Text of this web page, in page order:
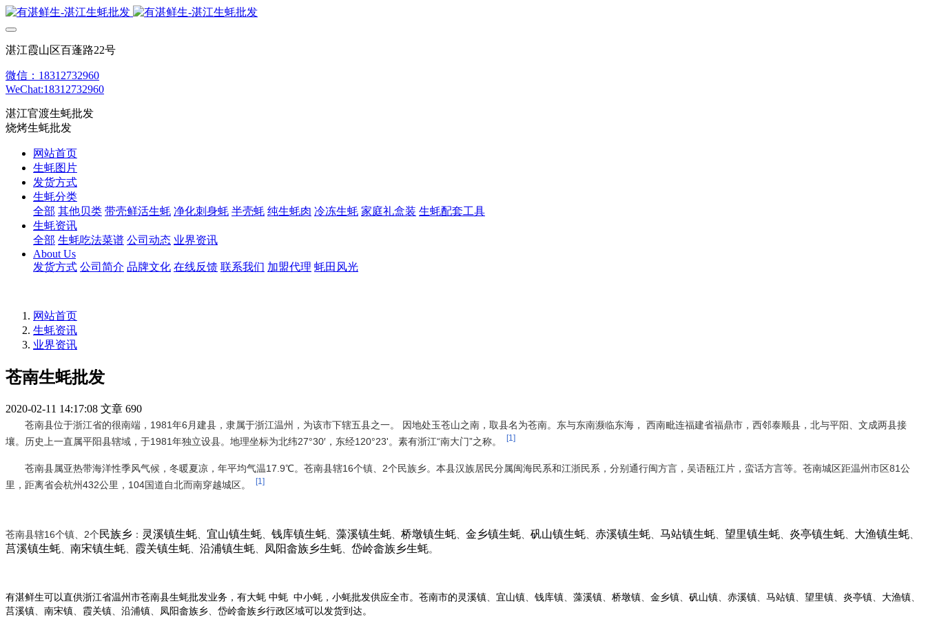
湛江霞山区百蓬路22号
微信：18312732960
WeChat:18312732960
湛江官渡生蚝批发
烧烤生蚝批发
网站首页
生蚝图片
发货方式
生蚝分类
全部 其他贝类 带壳鲜活生蚝 净化刺身蚝 半壳蚝 纯生蚝肉 冷冻生蚝 家庭礼盒装 生蚝配套工具
生蚝资讯
全部 生蚝吃法菜谱 公司动态 业界资讯
About Us
发货方式 公司简介 品牌文化 在线反馈 联系我们 加盟代理 蚝田风光
网站首页
生蚝资讯
业界资讯
苍南生蚝批发
2020-02-11 14:17:08 文章 690
苍南县位于浙江省的很南端，1981年6月建县，隶属于浙江温州，为该市下辖五县之一。 因地处玉苍山之南，取县名为苍南。东与东南濒临东海， 西南毗连福建省福鼎市，西邻泰顺县，北与平阳、文成两县接
壤。历史上一直属平阳县辖域，于1981年独立设县。地理坐标为北纬27°30′，东经120°23'。素有浙江“南大门”之称。
[1]
苍南县属亚热带海洋性季风气候，冬暖夏凉，年平均气温17.9℃。苍南县辖16个镇、2个民族乡。本县汉族居民分属闽海民系和江浙民系，分别通行闽方言，吴语瓯江片，蛮话方言等。苍南城区距温州市区81公
里，距离省会杭州432公里，104国道自北而南穿越城区。
[1]
苍南县辖16个镇、2个民族乡 ： 灵溪镇生蚝 宜山镇生蚝 钱库镇生蚝 藻溪镇生蚝 桥墩镇生蚝 金乡镇生蚝 矾山镇生蚝 赤溪镇生蚝 马站镇生蚝 望里镇生蚝 炎亭镇生蚝 大渔镇生蚝
莒溪镇生蚝 南宋镇生蚝 霞关镇生蚝 沿浦镇生蚝 凤阳畲族乡生蚝 岱岭畲族乡生蚝。
有湛鲜生可以直供浙江省温州 市苍南县生蚝批发业务，有大蚝 中蚝 中小蚝，小蚝批发供应全市。 苍南市的 灵溪镇 宜山镇 钱库镇 藻溪镇 桥墩镇 金乡镇 矾山镇 赤溪镇 马站镇 望里镇 炎亭镇 大渔镇
莒溪镇 南宋镇 霞关镇 沿浦镇 凤阳畲族乡 岱岭畲族乡行政区域可以发货到达。